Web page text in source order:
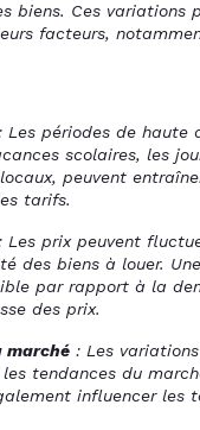
biens. Ces variations
facteurs,
Les périodes de haute
scolaires, les
peuvent
tarifs.
Les prix peuvent
des biens à louer.
par rapport à la
des prix.
marché : Les variations
tendances du
influencer les